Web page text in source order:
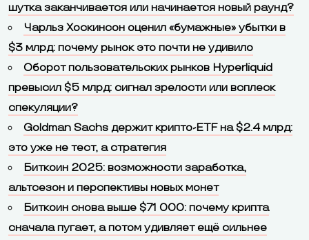
шутка заканчивается или начинается новый раунд?
Чарльз Хоскинсон оценил «бумажные» убытки в
$3 млрд: почему рынок это почти не удивило
Оборот пользовательских рынков Hyperliquid
превысил $5 млрд: сигнал зрелости или всплеск
спекуляции?
Goldman Sachs держит крипто-ETF на $2.4 млрд:
это уже не тест, а стратегия
Биткоин 2025: возможности заработка,
альтсезон и перспективы новых монет
Биткоин снова выше $71 000: почему крипта
сначала пугает, а потом удивляет ещё сильнее